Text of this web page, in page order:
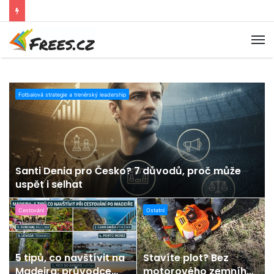
Fotbalová strategie a trenérský leadership
Santi Denia pro Česko? 7 důvodů, proč může
uspět i selhat
Cestování
5 tipů, co navštívit na
Ostatní
Stavíte plot? Bez